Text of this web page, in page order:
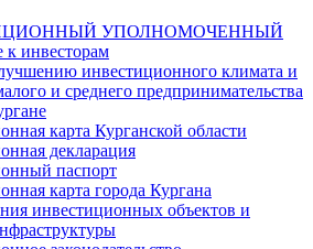
УПОЛНОМОЧЕННЫЙ
инвесторам
инвестиционного климата и
и среднего предпринимательства
карта Курганской области
декларация
паспорт
карта города Кургана
инвестиционных объектов и